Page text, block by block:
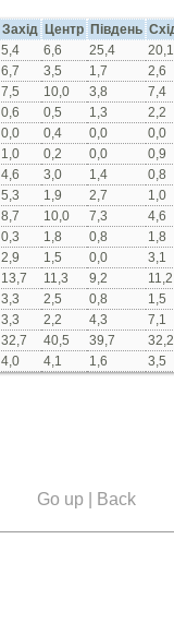
Захід Центр Південь
5,4 6,6 25,4
20,1
6,7 3,5 1,7
2,6
7,5 10,0 3,8
7,4
0,6 0,5 1,3
2,2
0,0 0,4 0,0
0,0
1,0 0,2 0,0
0,9
4,6 3,0 1,4
0,8
5,3 1,9 2,7
1,0
8,7 10,0 7,3
4,6
0,3 1,8 0,8
1,8
2,9 1,5 0,0
3,1
13,7 11,3 9,2
11,2
3,3 2,5 0,8
1,5
3,3 2,2 4,3
7,1
32,7 40,5 39,7
32,2
4,0 4,1 1,6 3,5
Go up | Back